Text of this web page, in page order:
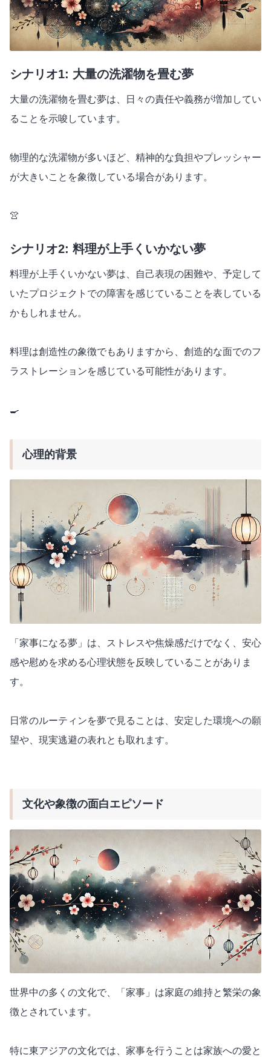
シナリオ1: 大量の洗濯物を畳む夢
大量の洗濯物を畳む夢は、日々の責任や義務が増加してい
ることを示唆しています。
物理的な洗濯物が多いほど、精神的な負担やプレッシャー
が大きいことを象徴している場合があります。
👚
シナリオ2: 料理が上手くいかない夢
料理が上手くいかない夢は、自己表現の困難や、予定して
いたプロジェクトでの障害を感じていることを表している
かもしれません。
料理は創造性の象徴でもありますから、創造的な面でのフ
ラストレーションを感じている可能性があります。
🍳
心理的背景
「家事になる夢」は、ストレスや焦燥感だけでなく、安心
感や慰めを求める心理状態を反映していることがありま
す。
日常のルーティンを夢で見ることは、安定した環境への願
望や、現実逃避の表れとも取れます。
文化や象徴の面白エピソード
世界中の多くの文化で、「家事」は家庭の維持と繁栄の象
徴とされています。
特に東アジアの文化では、家事を行うことは家族への愛と